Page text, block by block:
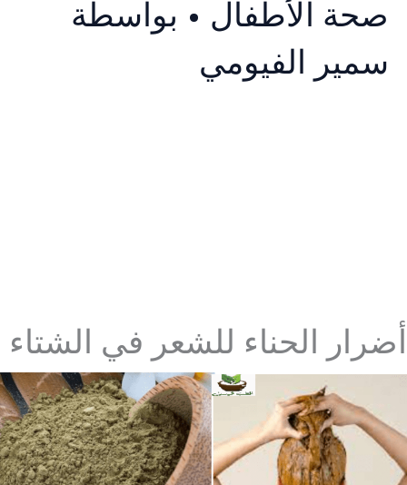
صحة الأطفال • بواسطة
سمير الفيومي
أضرار الحناء للشعر في الشتاء